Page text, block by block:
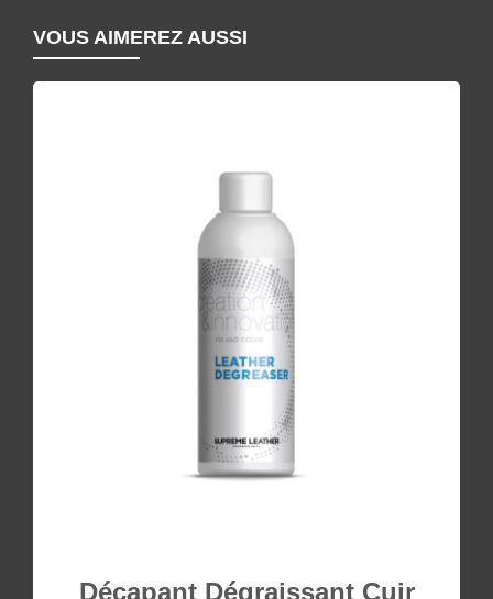
VOUS AIMEREZ AUSSI
Décapant Dégraissant Cuir